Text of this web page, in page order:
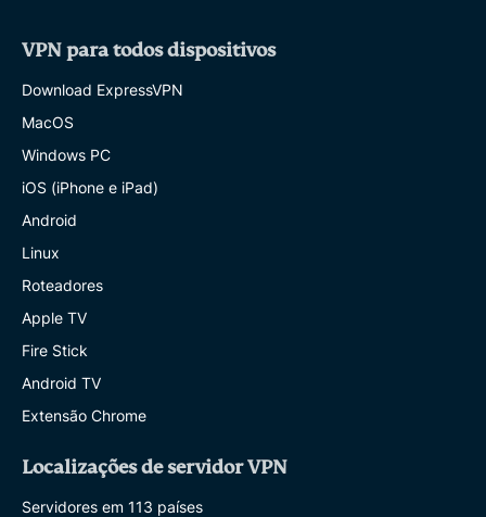
VPN para todos dispositivos
Download ExpressVPN
MacOS
Windows PC
iOS (iPhone e iPad)
Android
Linux
Roteadores
Apple TV
Fire Stick
Android TV
Extensão Chrome
Localizações de servidor VPN
Servidores em 113 países